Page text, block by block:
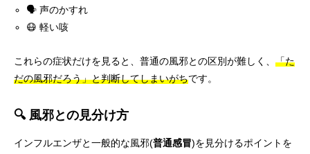
🗣️ 声のかすれ
😷 軽い咳
これらの症状だけを見ると、普通の風邪との区別が難しく、 「た
だの風邪だろう」と判断してしまいがちです。
🔍 風邪との見分け方
インフルエンザと一般的な風邪(普通感冒)を見分けるポイントを